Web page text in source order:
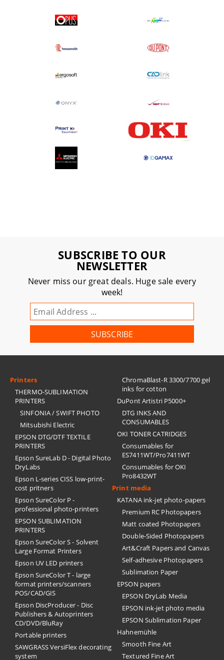
SUBSCRIBE TO OUR
NEWSLETTER
Never miss our great deals. Huge sale every
week!
Printers
THERMO-SUBLIMATION
PRINTERS
SINFONIA / SWIFT PHOTO
Mitsubishi Electric
EPSON DTG/DTF TEXTILE
PRINTERS
Epson SureLab D - Digital Photo
DryLabs
Epson L-series CISS low-print-
cost pritners
Epson SureColor P -
professional photo-printers
EPSON SUBLIMATION
PRINTERS
Epson SureColor S - Solvent
Large Format Printers
Epson UV LED printers
Epson SureColor T - large
format printers/scanners
POS/CAD/GIS
Epson DiscProducer - Disc
Publishers & Autoprinters
CD/DVD/BluRay
Portable printers
SAWGRASS VersiFlex decorating
system
ChromaBlast-R 3300/7700 gel
inks for cotton
DuPont Artistri P5000+
DTG INKS AND
CONSUMABLES
OKI TONER CATRIDGES
Consumables for
ES7411WT/Pro7411WT
Consumables for OKI
Pro8432WT
Print media
KATANA ink-jet photo-papers
Premium RC Photopapers
Matt coated Photopapers
Double-Sided Photopapers
Art&Craft Papers and Canvas
Self-adhesive Photopapers
Sublimation Paper
EPSON papers
EPSON DryLab Media
EPSON ink-jet photo media
EPSON Sublimation Paper
Hahnemühle
Smooth Fine Art
Textured Fine Art